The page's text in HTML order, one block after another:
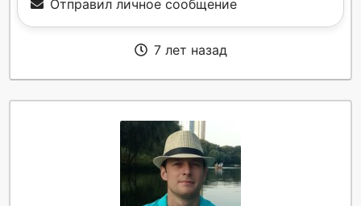
Отправил личное сообщение
7 лет назад